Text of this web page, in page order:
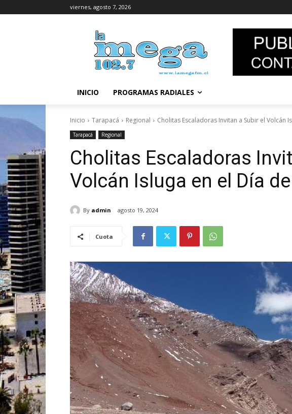
viernes, agosto 7, 2026
INICIO PROGRAMAS RADIALES
Inicio Tarapacá Regional Cholitas Escaladoras Invitan a Subir el Volcán
Tarapacá Regional
Cholitas Escaladoras
Volcán Isluga en el Día
By admin agosto 19, 2024
Cuota